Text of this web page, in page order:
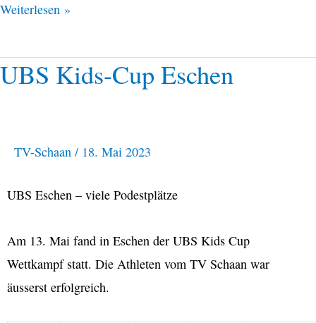
b s
Weiterlesen »
UBS Kids-Cup Eschen
TV-Schaan / 18. Mai 2023
UBS Eschen – viele Podestplätze
Am 13. Mai fand in Eschen der UBS Kids Cup
Wettkampf statt. Die Athleten vom TV Schaan war
äusserst erfolgreich.
UBS